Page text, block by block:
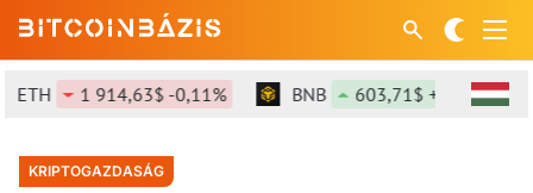
1 914,63$ -0,11% BNB 603,71$ +0,03%
KRIPTOGAZDASÁG